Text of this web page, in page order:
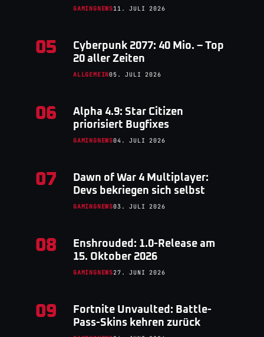
GAMINGNEWS11. JULI 2026
05
Cyberpunk 2077: 40 Mio. – Top
20 aller Zeiten
ALLGEMEIN05. JULI 2026
06
Alpha 4.9: Star Citizen
priorisiert Bugfixes
GAMINGNEWS04. JULI 2026
07
Dawn of War 4 Multiplayer:
Devs bekriegen sich selbst
GAMINGNEWS03. JULI 2026
08
Enshrouded: 1.0-Release am
15. Oktober 2026
GAMINGNEWS27. JUNI 2026
09
Fortnite Unvaulted: Battle-
Pass-Skins kehren zurück